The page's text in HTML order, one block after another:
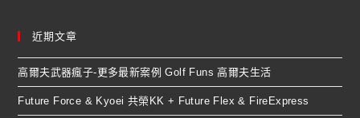
近期文章
高爾夫武器瘋子-更多最新案例 Golf Funs 高爾夫生活
Future Force & Kyoei 共榮KK + Future Flex & FireExpress